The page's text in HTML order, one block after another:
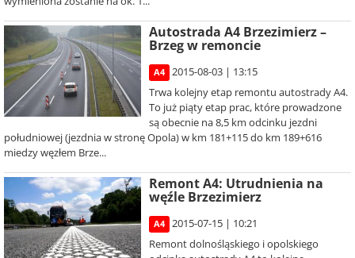
Autostrada A4 Brzezimierz –
Brzeg w remoncie
A4
2015-08-03 | 13:15
Trwa kolejny etap remontu autostrady A4.
To już piąty etap prac, które prowadzone
są obecnie na 8,5 km odcinku jezdni
południowej (jezdnia w stronę Opola) w km 181+115 do km 189+616
miedzy węzłem Brze...
Remont A4: Utrudnienia na
węźle Brzezimierz
A4
2015-07-15 | 10:21
Remont dolnośląskiego i opolskiego